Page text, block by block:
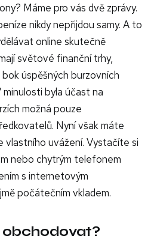
Máme pro vás dvě zprávy.
nikdy nepřijdou samy. A to
online skutečně
světové finanční trhy,
úspěšných burzovních
minulosti byla účast na
možná pouze
Nyní však máte
uvážení. Vystačíte si
nebo chytrým telefonem
s internetovým
počátečním vkladem.